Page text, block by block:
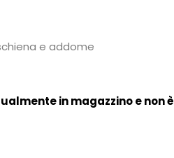
e addome
in magazzino e non è